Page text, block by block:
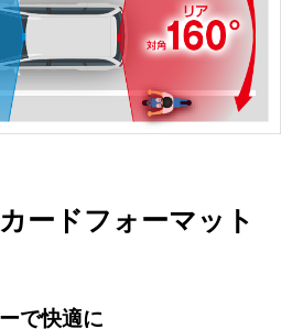
ードフォーマット
で快適に